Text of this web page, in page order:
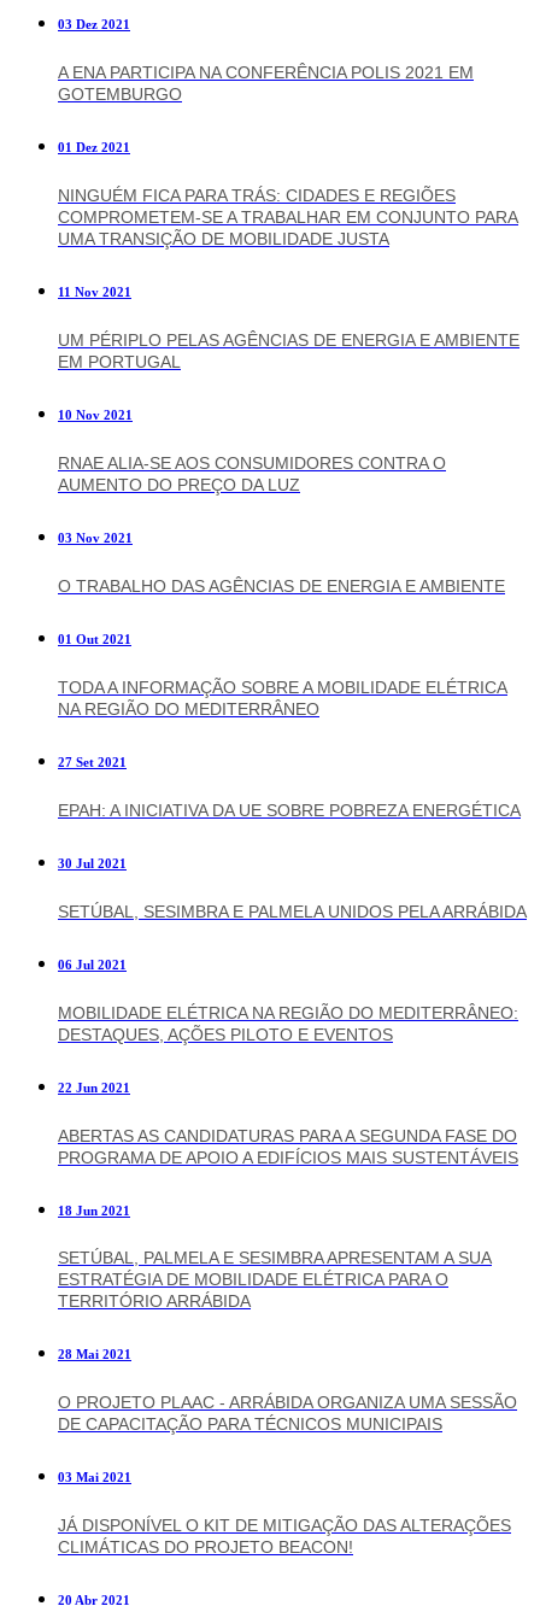
03 Dez 2021
A ENA PARTICIPA NA CONFERÊNCIA POLIS 2021 EM
GOTEMBURGO
01 Dez 2021
NINGUÉM FICA PARA TRÁS: CIDADES E REGIÕES
COMPROMETEM-SE A TRABALHAR EM CONJUNTO PARA
UMA TRANSIÇÃO DE MOBILIDADE JUSTA
11 Nov 2021
UM PÉRIPLO PELAS AGÊNCIAS DE ENERGIA E AMBIENTE
EM PORTUGAL
10 Nov 2021
RNAE ALIA-SE AOS CONSUMIDORES CONTRA O
AUMENTO DO PREÇO DA LUZ
03 Nov 2021
O TRABALHO DAS AGÊNCIAS DE ENERGIA E AMBIENTE
01 Out 2021
TODA A INFORMAÇÃO SOBRE A MOBILIDADE ELÉTRICA
NA REGIÃO DO MEDITERRÂNEO
27 Set 2021
EPAH: A INICIATIVA DA UE SOBRE POBREZA ENERGÉTICA
30 Jul 2021
SETÚBAL, SESIMBRA E PALMELA UNIDOS PELA ARRÁBIDA
06 Jul 2021
MOBILIDADE ELÉTRICA NA REGIÃO DO MEDITERRÂNEO:
DESTAQUES, AÇÕES PILOTO E EVENTOS
22 Jun 2021
ABERTAS AS CANDIDATURAS PARA A SEGUNDA FASE DO
PROGRAMA DE APOIO A EDIFÍCIOS MAIS SUSTENTÁVEIS
18 Jun 2021
SETÚBAL, PALMELA E SESIMBRA APRESENTAM A SUA
ESTRATÉGIA DE MOBILIDADE ELÉTRICA PARA O
TERRITÓRIO ARRÁBIDA
28 Mai 2021
O PROJETO PLAAC - ARRÁBIDA ORGANIZA UMA SESSÃO
DE CAPACITAÇÃO PARA TÉCNICOS MUNICIPAIS
03 Mai 2021
JÁ DISPONÍVEL O KIT DE MITIGAÇÃO DAS ALTERAÇÕES
CLIMÁTICAS DO PROJETO BEACON!
20 Abr 2021